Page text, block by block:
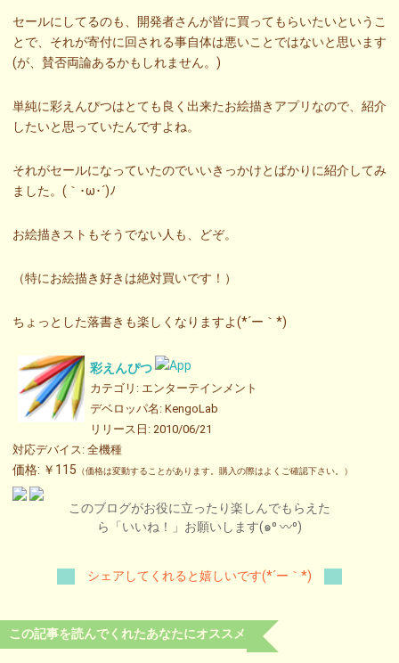
セールにしてるのも、開発者さんが皆に買ってもらいたいというこ
とで、それが寄付に回される事自体は悪いことではないと思います
(が、賛否両論あるかもしれません。)
単純に彩えんぴつはとても良く出来たお絵描きアプリなので、紹介
したいと思っていたんですよね。
それがセールになっていたのでいいきっかけとばかりに紹介してみ
ました。(｀･ω･´)ﾉ
お絵描きストもそうでない人も、どぞ。
（特にお絵描き好きは絶対買いです！）
ちょっとした落書きも楽しくなりますよ(*´ー｀*)
彩えんぴつ
カテゴリ: エンターテインメント
デベロッパ名: KengoLab
リリース日: 2010/06/21
対応デバイス: 全機種
価格: ￥115 （価格は変動することがあります。購入の際はよくご確認下さい。）
このブログがお役に立ったり楽しんでもらえた
ら「いいね！」お願いします(๑⁰ 〰⁰)
シェアしてくれると嬉しいです(*´ー｀*)
この記事を読んでくれたあなたにオススメ